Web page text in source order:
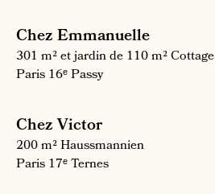
Chez Emmanuelle
301 m² et jardin de 110 m²Cottage
Paris 16ᵉPassy
Chez Victor
200 m²Haussmannien
Paris 17ᵉTernes